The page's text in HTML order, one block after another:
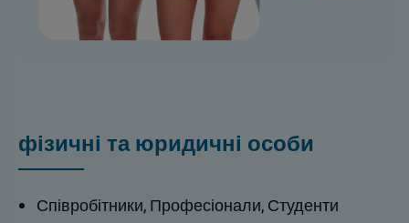
фізичні та юридичні особи
Співробітники, Професіонали, Студенти